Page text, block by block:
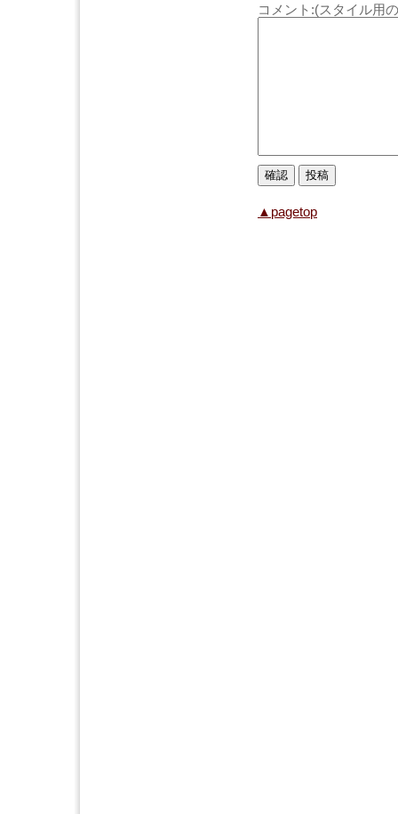
コメント:(スタイル用
▲pagetop